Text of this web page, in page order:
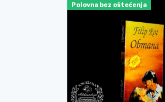
Polovna bez oštećenja